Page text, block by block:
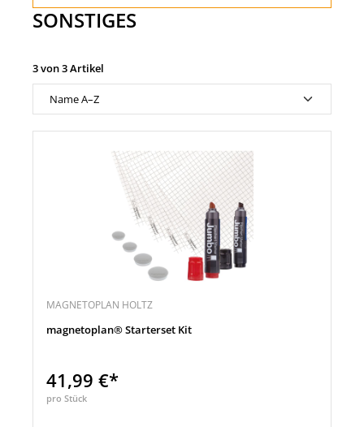
SONSTIGES
3 von 3 Artikel
MAGNETOPLAN HOLTZ
magnetoplan® Starterset Kit
41,99 €*
pro Stück